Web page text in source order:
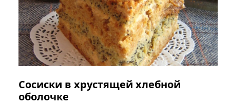
Сосиски в хрустящей хлебной
оболочке